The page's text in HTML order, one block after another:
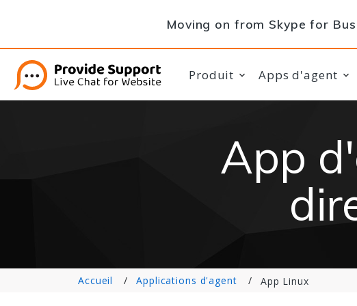
Moving on from Skype for
Produit Apps d'agent
App
Accueil Applications d'agent App Linux